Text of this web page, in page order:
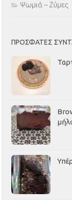
Ψωμιά – Ζύμες
ΠΡΌΣΦΑΤΕΣ